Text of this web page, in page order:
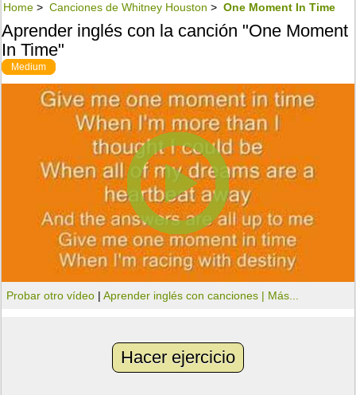
Home > Canciones de Whitney Houston > One Moment In Time
Aprender inglés con la canción "One Moment
In Time"
Medium
Probar otro vídeo |Aprender inglés con canciones | Más...
Hacer ejercicio